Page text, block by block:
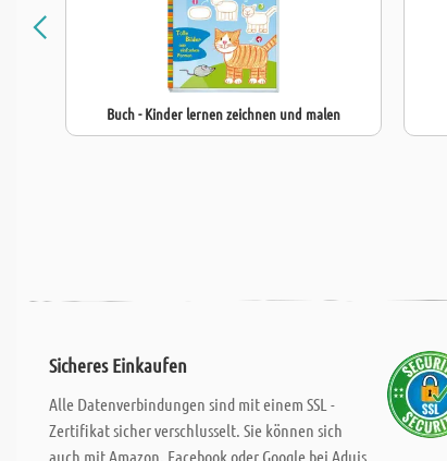
Buch - Kinder lernen zeichnen und malen
Sicheres Einkaufen
Alle Datenverbindungen sind mit einem SSL -
Zertifikat sicher verschlusselt. Sie können sich
auch mit Amazon, Facebook oder Google bei Aduis